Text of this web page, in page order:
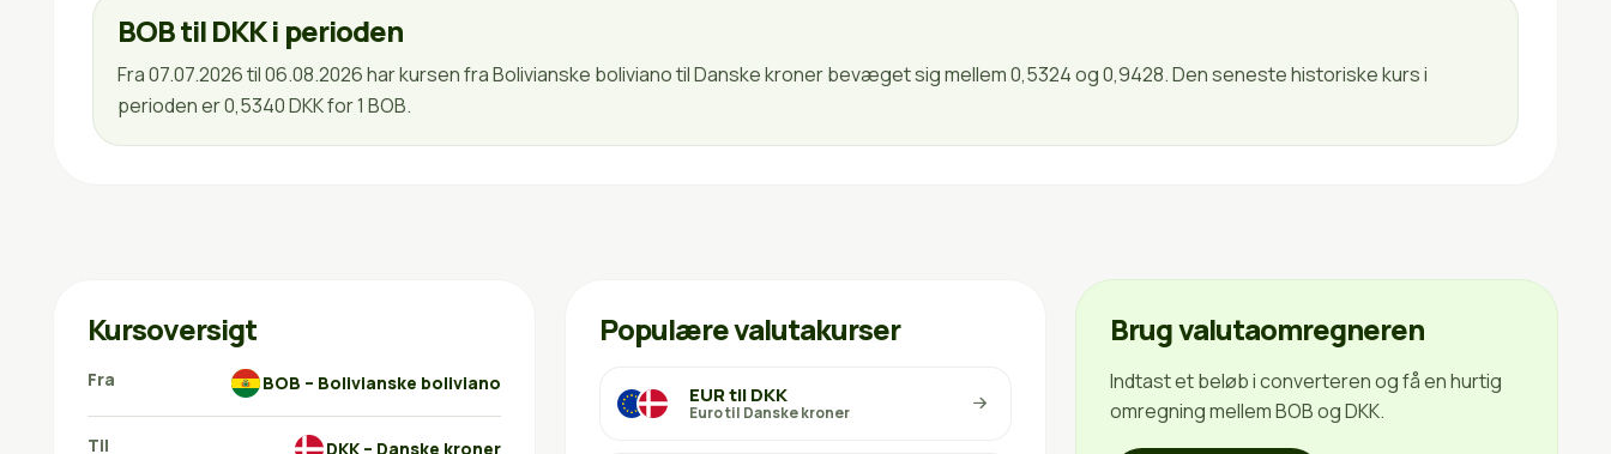
BOB til DKK i perioden
Fra 07.07.2026 til 06.08.2026 har kursen fra Bolivianske boliviano til Danske kroner bevæget sig mellem 0,5324 og 0,9428. Den seneste historiske kurs i
perioden er 0,5340 DKK for 1 BOB.
Kursoversigt
Fra BOB – Bolivianske boliviano
Til DKK – Danske kroner
Populære valutakurser
EUR til DKK
Euro til Danske kroner
Brug valutaomregneren
Indtast et beløb i converteren og få en hurtig
omregning mellem BOB og DKK.